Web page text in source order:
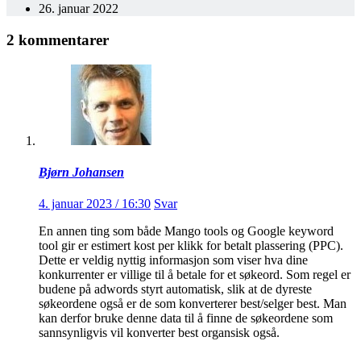
26. januar 2022
2 kommentarer
Bjørn Johansen
4. januar 2023 / 16:30 Svar
En annen ting som både Mango tools og Google keyword
tool gir er estimert kost per klikk for betalt plassering (PPC).
Dette er veldig nyttig informasjon som viser hva dine
konkurrenter er villige til å betale for et søkeord. Som regel er
budene på adwords styrt automatisk, slik at de dyreste
søkeordene også er de som konverterer best/selger best. Man
kan derfor bruke denne data til å finne de søkeordene som
sannsynligvis vil konverter best organsisk også.